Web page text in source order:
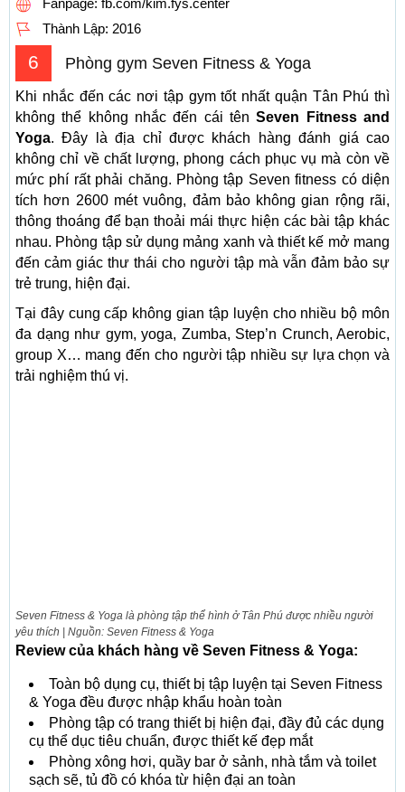
Fanpage: fb.com/kim.fys.center
Thành Lập: 2016
6 Phòng gym Seven Fitness & Yoga
Khi nhắc đến các nơi tập gym tốt nhất quận Tân Phú thì
không thể không nhắc đến cái tênSeven Fitness and
Yoga. Đây là địa chỉ được khách hàng đánh giá cao
không chỉ về chất lượng, phong cách phục vụ mà còn về
mức phí rất phải chăng. Phòng tập Seven fitness có diện
tích hơn 2600 mét vuông, đảm bảo không gian rộng rãi,
thông thoáng để bạn thoải mái thực hiện các bài tập khác
nhau. Phòng tập sử dụng mảng xanh và thiết kế mở mang
đến cảm giác thư thái cho người tập mà vẫn đảm bảo sự
trẻ trung, hiện đại.
Tại đây cung cấp không gian tập luyện cho nhiều bộ môn
đa dạng như gym, yoga, Zumba, Step’n Crunch, Aerobic,
group X… mang đến cho người tập nhiều sự lựa chọn và
trải nghiệm thú vị.
Seven Fitness & Yoga là phòng tập thể hình ở Tân Phú được nhiều người
yêu thích | Nguồn: Seven Fitness & Yoga
Review của khách hàng về Seven Fitness & Yoga:
Toàn bộ dụng cụ, thiết bị tập luyện tại Seven Fitness
& Yoga đều được nhập khẩu hoàn toàn
Phòng tập có trang thiết bị hiện đại, đầy đủ các dụng
cụ thể dục tiêu chuẩn, được thiết kế đẹp mắt
Phòng xông hơi, quầy bar ở sảnh, nhà tắm và toilet
sạch sẽ, tủ đồ có khóa từ hiện đại an toàn